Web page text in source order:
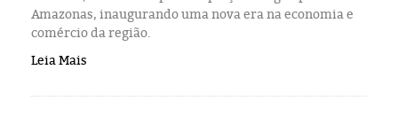
Amazonas
Amazonas, inaugurando uma nova era na economia e
comércio da região.
Leia Mais